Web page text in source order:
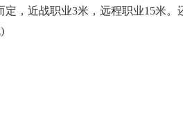
近战职业3米，远程职业15米。